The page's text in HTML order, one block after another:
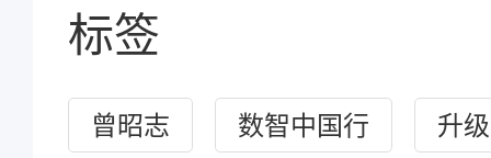
标签
曾昭志 数智中国行 升